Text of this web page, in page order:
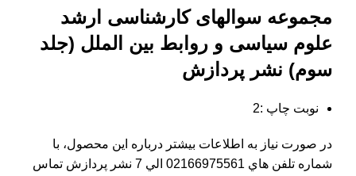
مجموعه سوالهای کارشناسی ارشد
علوم سیاسی و روابط بین الملل (جلد
سوم) نشر پردازش
نوبت چاپ :2
در صورت نياز به اطلاعات بيشتر درباره اين محصول، با
شماره تلفن هاي 02166975561 الي 7 نشر پردازش تماس